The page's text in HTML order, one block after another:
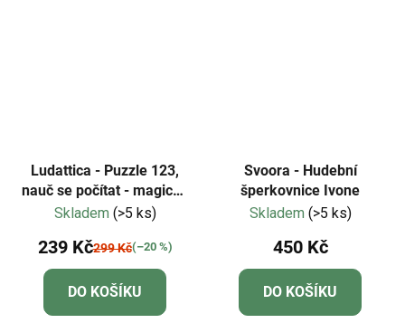
Ludattica - Puzzle 123,
nauč se počítat - magický
les
Skladem (>5 ks)
239 Kč299 Kč(–20 %)
DO KOŠÍKU
Svoora - Hudební
šperkovnice Ivone
Skladem (>5 ks)
450 Kč
DO KOŠÍKU